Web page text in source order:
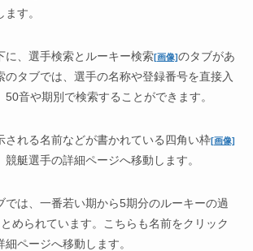
ます。
に、選手検索とルーキー検索[画像]のタブがあ
のタブでは、選手の名称や登録番号を直接入
音や期別で検索することができます。
される名前などが書かれている四角い枠[画像]
艇選手の詳細ページへ移動します。
では、一番若い期から5期分のルーキーの過
められています。こちらも名前をクリック
ページへ移動します。